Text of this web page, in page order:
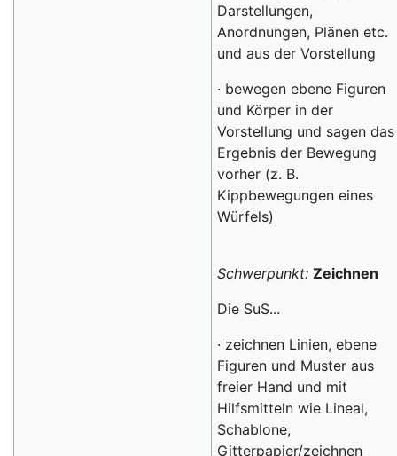
Darstellungen,
Anordnungen, Plänen etc.
und aus der Vorstellung
· bewegen ebene Figuren
und Körper in der
Vorstellung und sagen das
Ergebnis der Bewegung
vorher (z. B.
Kippbewegungen eines
Würfels)
Schwerpunkt: Zeichnen
Die SuS...
· zeichnen Linien, ebene
Figuren und Muster aus
freier Hand und mit
Hilfsmitteln wie Lineal,
Schablone,
Gitterpapier/zeichnen